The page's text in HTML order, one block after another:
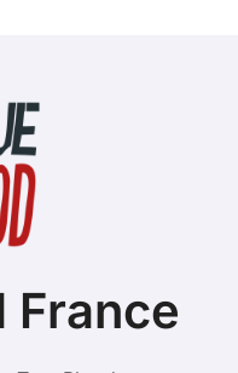
France